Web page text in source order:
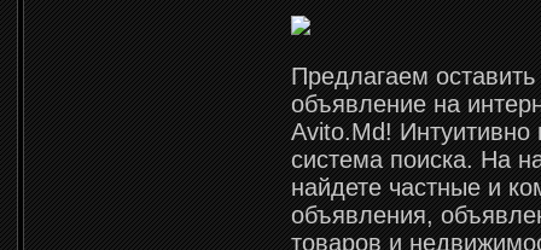
Предлагаем оставить
объявление на
Avito.Md! Интуитивно
система поиска. На
найдете частные и
объявления,
товаров и